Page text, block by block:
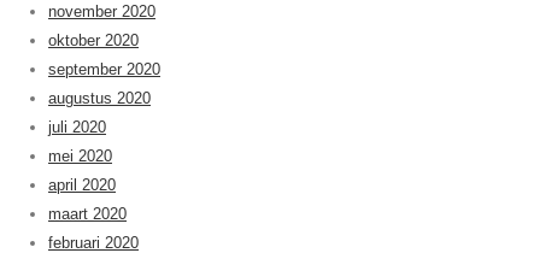
november 2020
oktober 2020
september 2020
augustus 2020
juli 2020
mei 2020
april 2020
maart 2020
februari 2020